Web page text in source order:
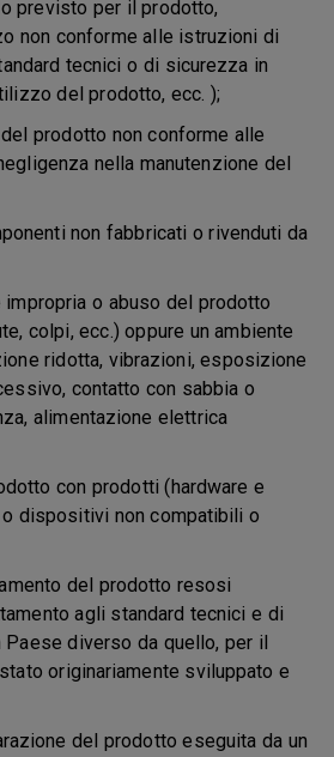
previsto per il prodotto,
non conforme alle istruzioni di
tecnici o di sicurezza in
del prodotto, ecc. );
prodotto non conforme alle
nella manutenzione del
non fabbricati o rivenduti da
o abuso del prodotto
colpi, ecc.) oppure un ambiente
ridotta, vibrazioni, esposizione
contatto con sabbia o
alimentazione elettrica
con prodotti (hardware e
dispositivi non compatibili o
del prodotto resosi
agli standard tecnici e di
diverso da quello, per il
originariamente sviluppato e
del prodotto eseguita da un